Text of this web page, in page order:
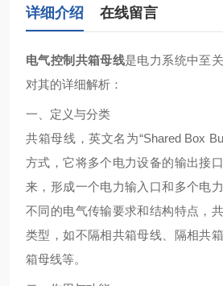
详细介绍 在线留言
电气控制共箱母线是电力系统中至
对其的详细解析：
一、定义与分类
共箱母线，英文名为“Shared Box
方式，它将多个电力设备的输出接
来，形成一个电力输入口和多个电
不同的电气传输要求和结构特点，
类型，如不隔相共箱母线、隔相共
箱母线等。